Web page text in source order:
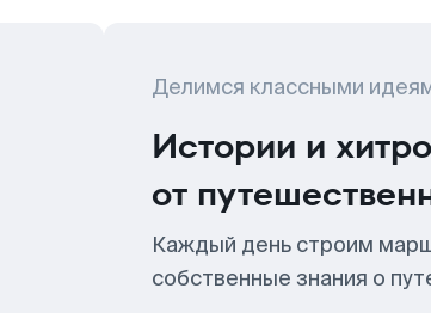
Делимся классными
Истории и
от
Каждый день строим
собственные знания о